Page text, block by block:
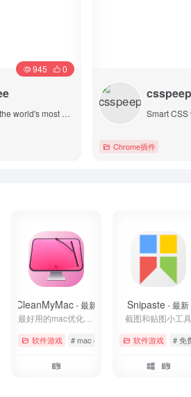
Discover the world's most beautiful places at every opened tab.
945 0
Chrome插件
- 10.3.9
# 远程桌面
CleanMyMac- 最新
软件游戏 # mac os # 工具 # 系统优化
Snipaste- 最新
截图和贴图小工具
软件游戏 # 免